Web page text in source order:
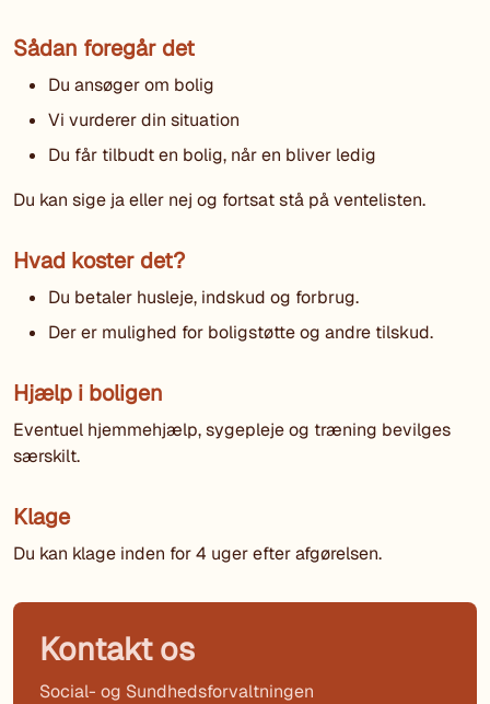
Sådan foregår det
Du ansøger om bolig
Vi vurderer din situation
Du får tilbudt en bolig, når en bliver ledig
Du kan sige ja eller nej og fortsat stå på ventelisten.
Hvad koster det?
Du betaler husleje, indskud og forbrug.
Der er mulighed for boligstøtte og andre tilskud.
Hjælp i boligen
Eventuel hjemmehjælp, sygepleje og træning bevilges
særskilt.
Klage
Du kan klage inden for 4 uger efter afgørelsen.
Kontakt os
Social- og Sundhedsforvaltningen